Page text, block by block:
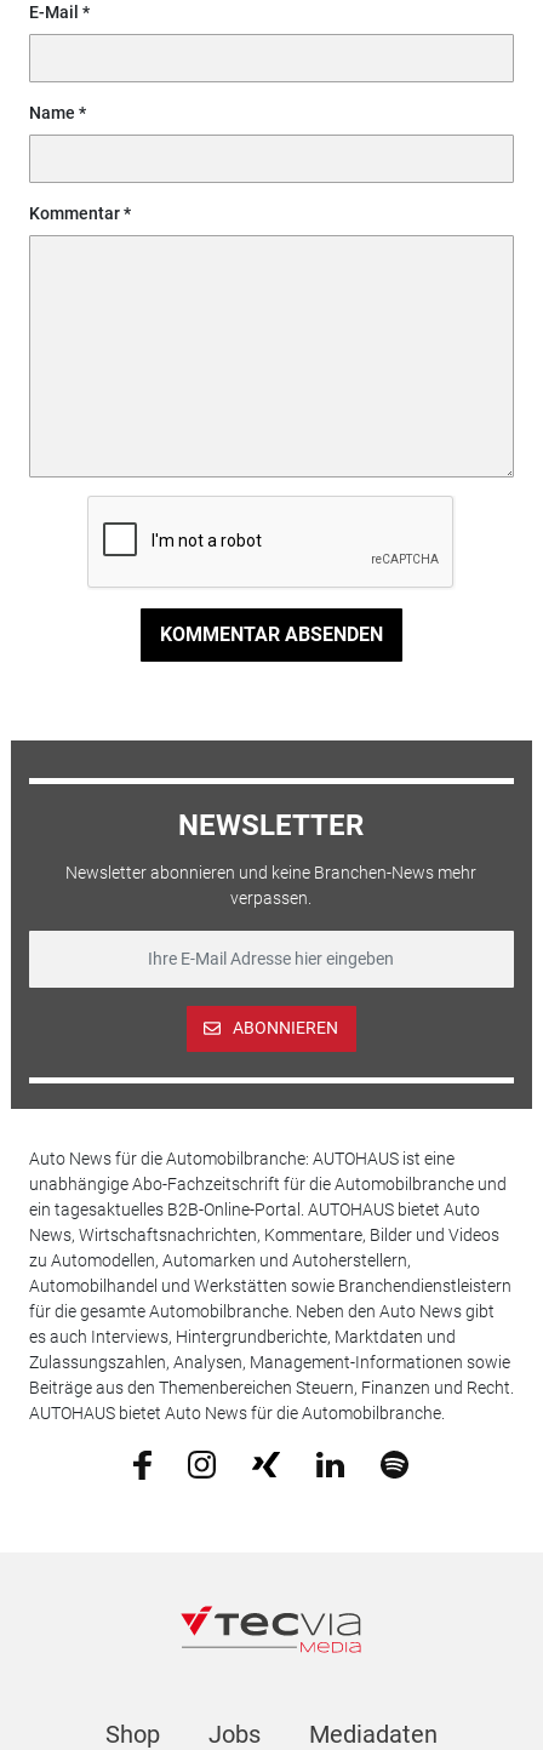
E-Mail
Name
Kommentar
KOMMENTAR ABSENDEN
NEWSLETTER
Newsletter abonnieren und keine Branchen-News mehr
verpassen.
ABONNIEREN
Auto News für die Automobilbranche: AUTOHAUS ist eine
unabhängige Abo-Fachzeitschrift für die Automobilbranche und
ein tagesaktuelles B2B-Online-Portal. AUTOHAUS bietet Auto
News, Wirtschaftsnachrichten, Kommentare, Bilder und Videos
zu Automodellen, Automarken und Autoherstellern,
Automobilhandel und Werkstätten sowie Branchendienstleistern
für die gesamte Automobilbranche. Neben den Auto News gibt
es auch Interviews, Hintergrundberichte, Marktdaten und
Zulassungszahlen, Analysen, Management-Informationen sowie
Beiträge aus den Themenbereichen Steuern, Finanzen und Recht.
AUTOHAUS bietet Auto News für die Automobilbranche.
Shop Jobs Mediadaten